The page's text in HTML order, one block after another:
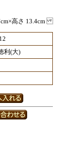
高さ 13.4cm
利(大)